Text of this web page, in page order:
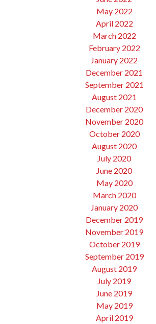
May 2022
April 2022
March 2022
February 2022
January 2022
December 2021
September 2021
August 2021
December 2020
November 2020
October 2020
August 2020
July 2020
June 2020
May 2020
March 2020
January 2020
December 2019
November 2019
October 2019
September 2019
August 2019
July 2019
June 2019
May 2019
April 2019